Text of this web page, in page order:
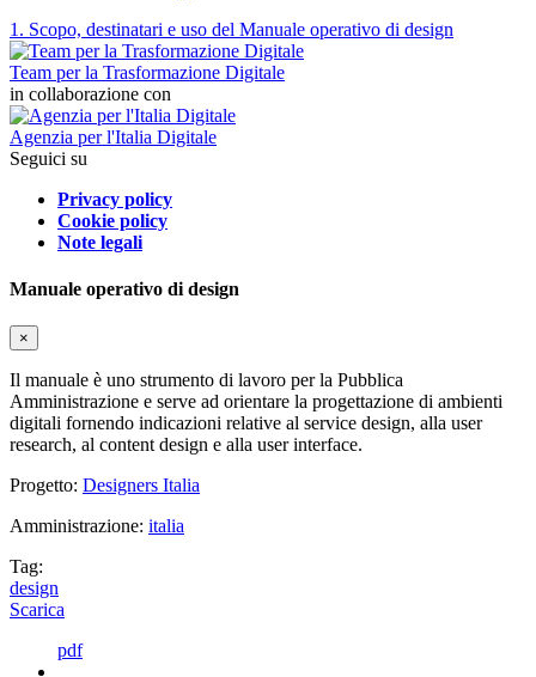
1. Scopo, destinatari e uso del Manuale operativo di design
Team per la Trasformazione Digitale
in collaborazione con
Agenzia per l'Italia Digitale
Seguici su
Privacy policy
Cookie policy
Note legali
Manuale operativo di design
×
Il manuale è uno strumento di lavoro per la Pubblica
Amministrazione e serve ad orientare la progettazione di ambienti
digitali fornendo indicazioni relative al service design, alla user
research, al content design e alla user interface.
Progetto: Designers Italia
Amministrazione: italia
Tag:
design
Scarica
pdf